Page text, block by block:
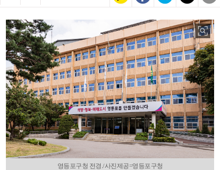
영등포구청 전경./사진제공=영등포구청